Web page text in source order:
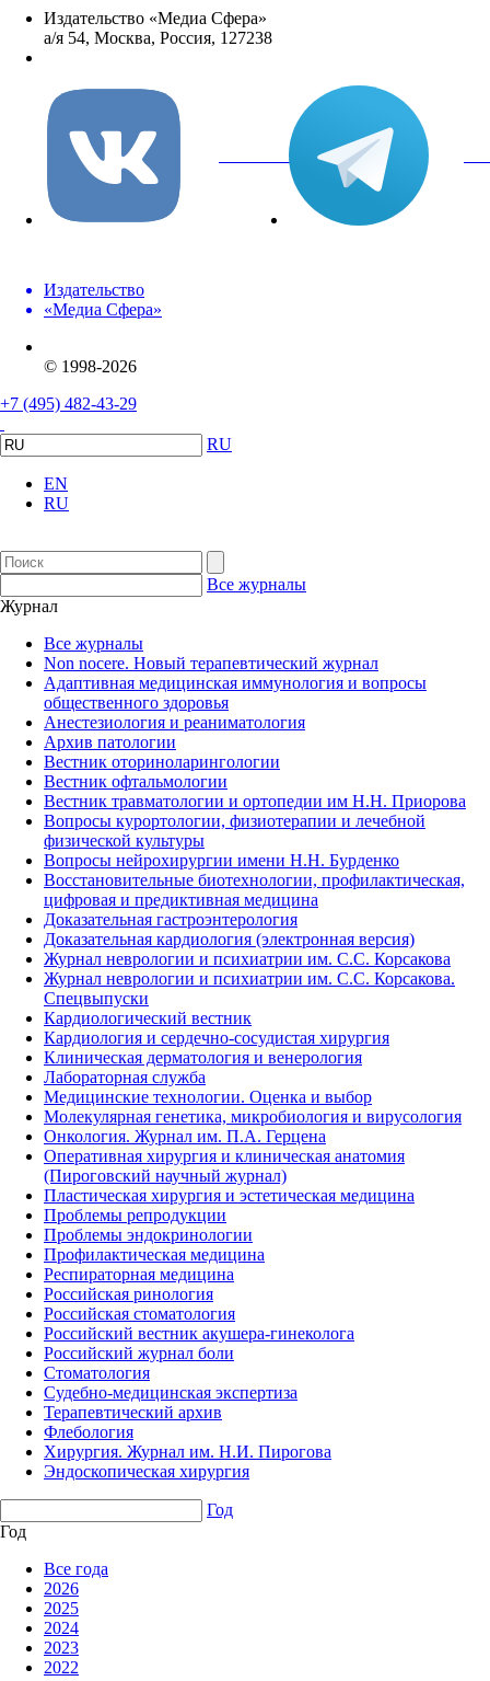
Издательство «Медиа Сфера»
а/я 54, Москва, Россия, 127238
вКонтакте
Издательство
«Медиа Сфера»
© 1998-2026
+7 (495) 482-43-29
RU
EN
RU
Все журналы
Журнал
Все журналы
Non nocere. Новый терапевтический журнал
Адаптивная медицинская иммунология и вопросы
общественного здоровья
Анестезиология и реаниматология
Архив патологии
Вестник оториноларингологии
Вестник офтальмологии
Вестник травматологии и ортопедии им Н.Н. Приорова
Вопросы курортологии, физиотерапии и лечебной
физической культуры
Вопросы нейрохирургии имени Н.Н. Бурденко
Восстановительные биотехнологии, профилактическая,
цифровая и предиктивная медицина
Доказательная гастроэнтерология
Доказательная кардиология (электронная версия)
Журнал неврологии и психиатрии им. С.С. Корсакова
Журнал неврологии и психиатрии им. С.С. Корсакова.
Спецвыпуски
Кардиологический вестник
Кардиология и сердечно-сосудистая хирургия
Клиническая дерматология и венерология
Лабораторная служба
Медицинские технологии. Оценка и выбор
Молекулярная генетика, микробиология и вирусология
Онкология. Журнал им. П.А. Герцена
Оперативная хирургия и клиническая анатомия
(Пироговский научный журнал)
Пластическая хирургия и эстетическая медицина
Проблемы репродукции
Проблемы эндокринологии
Профилактическая медицина
Респираторная медицина
Российская ринология
Российская стоматология
Российский вестник акушера-гинеколога
Российский журнал боли
Стоматология
Судебно-медицинская экспертиза
Терапевтический архив
Флебология
Хирургия. Журнал им. Н.И. Пирогова
Эндоскопическая хирургия
Год
Год
Все года
2026
2025
2024
2023
2022